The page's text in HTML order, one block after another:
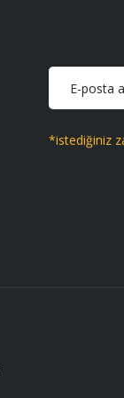
*istediğiniz